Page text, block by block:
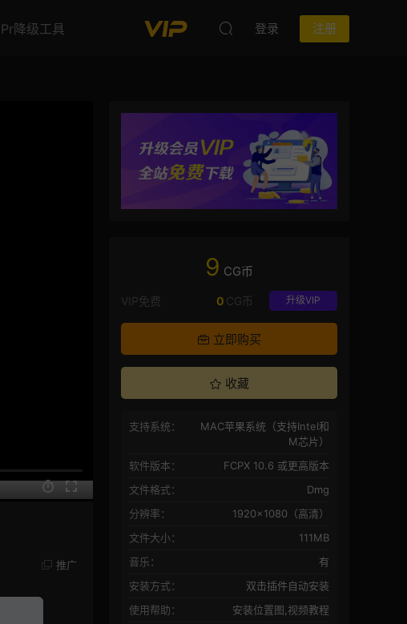
Pr降级工具 登录 注册
推广
9 CG币
VIP免费 升级VIP
0 CG币
立即购买
收藏
支持系统：
MAC苹果系统（支持Intel和
M芯片）
软件版本：
FCPX 10.6 或更高版本
文件格式：
Dmg
分辨率：
1920×1080（高清）
文件大小：
111MB
音乐：
有
安装方式：
双击插件自动安装
使用帮助：
安装位置图,视频教程